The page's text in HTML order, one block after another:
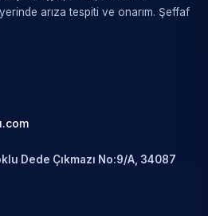
arıza tespiti ve onarım. Şeffaf
Dede Çıkmazı No:9/A, 34087